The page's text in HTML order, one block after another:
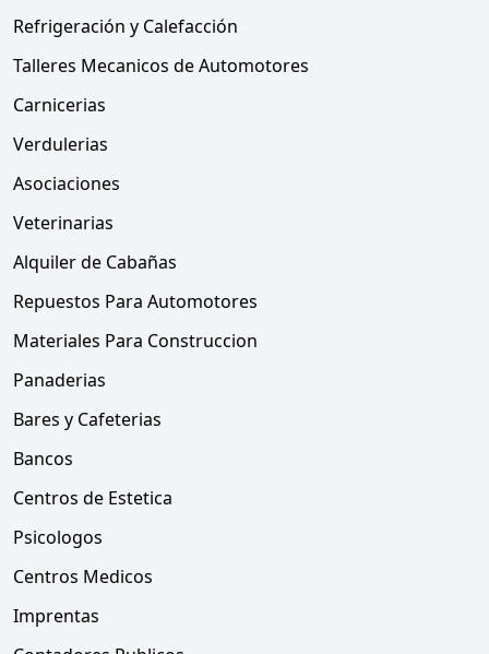
Refrigeración y Calefacción
Talleres Mecanicos de Automotores
Carnicerias
Verdulerias
Asociaciones
Veterinarias
Alquiler de Cabañas
Repuestos Para Automotores
Materiales Para Construccion
Panaderias
Bares y Cafeterias
Bancos
Centros de Estetica
Psicologos
Centros Medicos
Imprentas